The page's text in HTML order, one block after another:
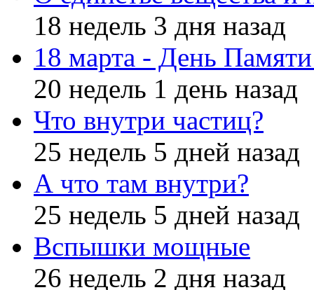
18 недель 3 дня назад
18 марта - День
20 недель 1 день назад
Что внутри частиц?
25 недель 5 дней назад
А что там внутри?
25 недель 5 дней назад
Вспышки мощные
26 недель 2 дня назад